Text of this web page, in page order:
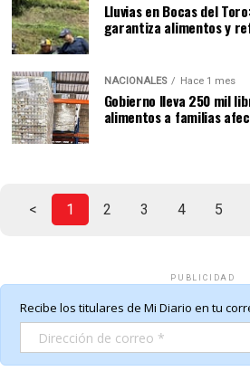
Lluvias en Bocas del
garantiza alimentos y
NACIONALES Hace 1 mes
Gobierno lleva 250 mil
alimentos a familias
< 1 2 3 4 5
PUBLICIDAD